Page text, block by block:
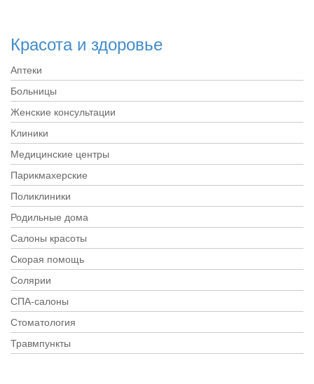
Красота и здоровье
Аптеки
Больницы
Женские консультации
Клиники
Медицинские центры
Парикмахерские
Поликлиники
Родильные дома
Салоны красоты
Скорая помощь
Солярии
СПА-салоны
Стоматология
Травмпункты